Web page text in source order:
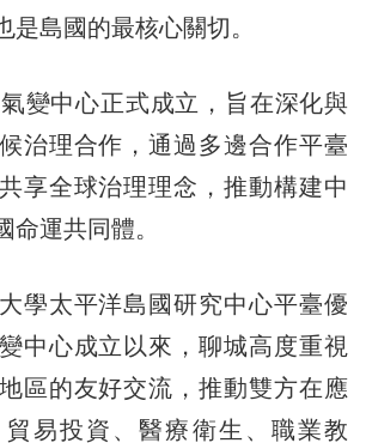
是島國的最核心關切。
中心正式成立，旨在深化與
治理合作，通過多邊合作平臺
享全球治理理念，推動構建中
運共同體。
太平洋島國研究中心平臺優
中心成立以來，聊城高度重視
區的友好交流，推動雙方在應
易投資、醫療衛生、職業教